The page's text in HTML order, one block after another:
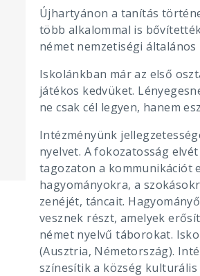
Újhartyánon a tanítás
több alkalommal is
német nemzetiségi
Iskolánkban már az első
játékos kedvüket.
ne csak cél legyen, hanem
Intézményünk
nyelvet. A fokozatosság
tagozaton a kommunikációt
hagyományokra, a
zenéjét, táncait.
vesznek részt, amelyek
német nyelvű táborokat.
(Ausztria, Németország).
színesítik a község kulturális